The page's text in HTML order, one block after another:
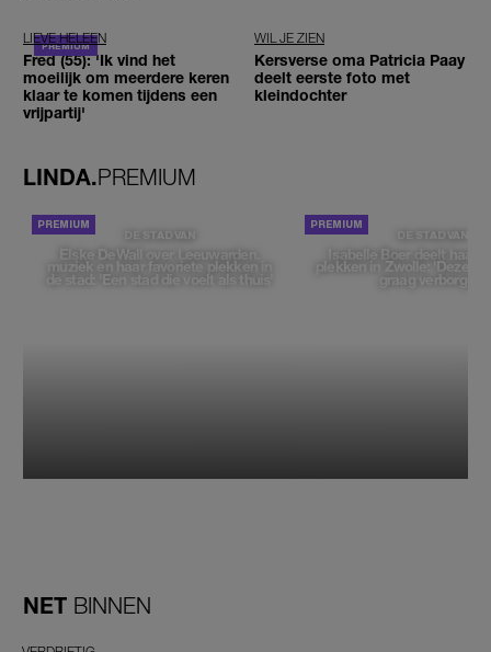
LIEVE HELEEN
Fred (55): 'Ik vind het
moeilijk om meerdere keren
klaar te komen tijdens een
vrijpartij'
WIL JE ZIEN
Kersverse oma Patricia Paay
deelt eerste foto met
kleindochter
LINDA.PREMIUM
DE STAD VAN
Elske DeWall over Leeuwarden,
muziek en haar favoriete plekken in
de stad: 'Een stad die voelt als thuis'
DE STAD VAN
Isabelle Boer deelt haar
plekken in Zwolle: 'Deze
graag verborgen'
NET BINNEN